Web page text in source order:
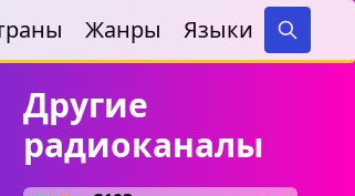
Жанры Языки
Search
Другие
радиоканалы